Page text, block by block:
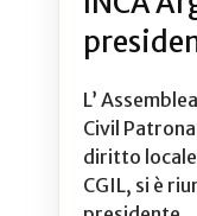
L’
Civil
diritto locale
CGIL, si è